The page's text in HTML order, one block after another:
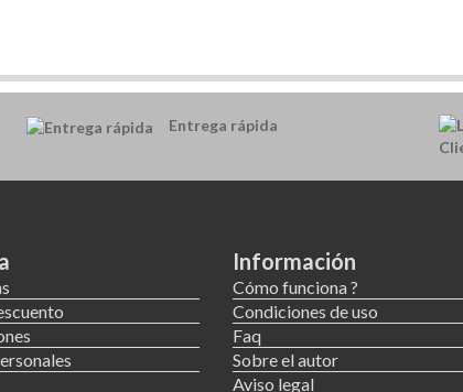
Entrega rápida
Información
Cómo funciona ?
Condiciones de uso
Faq
Sobre el autor
Aviso legal